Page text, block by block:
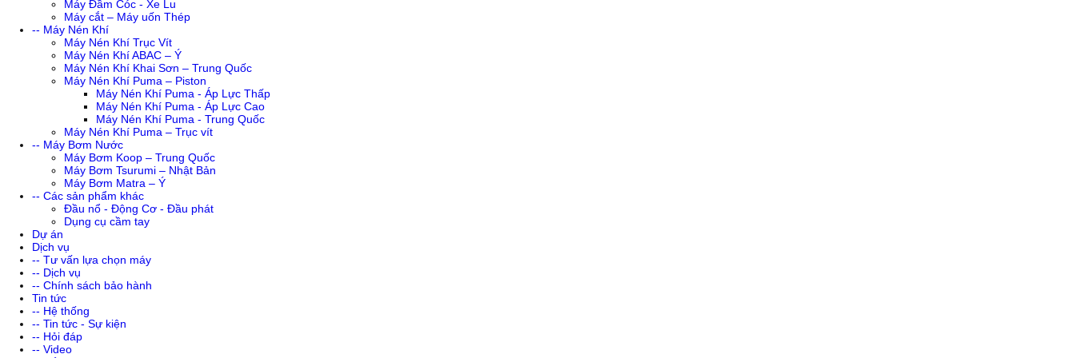
Máy Đầm Cóc - Xe Lu
Máy cắt – Máy uốn Thép
-- Máy Nén Khí
Máy Nén Khí Trục Vít
Máy Nén Khí ABAC – Ý
Máy Nén Khí Khai Sơn – Trung Quốc
Máy Nén Khí Puma – Piston
Máy Nén Khí Puma - Áp Lực Thấp
Máy Nén Khí Puma - Áp Lực Cao
Máy Nén Khí Puma - Trung Quốc
Máy Nén Khí Puma – Trục vít
-- Máy Bơm Nước
Máy Bơm Koop – Trung Quốc
Máy Bơm Tsurumi – Nhật Bản
Máy Bơm Matra – Ý
-- Các sản phẩm khác
Đầu nổ - Động Cơ - Đầu phát
Dụng cụ cầm tay
Dự án
Dịch vụ
-- Tư vấn lựa chọn máy
-- Dịch vụ
-- Chính sách bảo hành
Tin tức
-- Hệ thống
-- Tin tức - Sự kiện
-- Hỏi đáp
-- Video